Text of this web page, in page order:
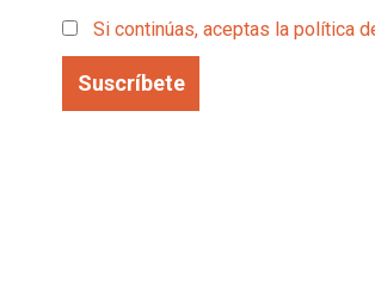
Si continúas, aceptas la política